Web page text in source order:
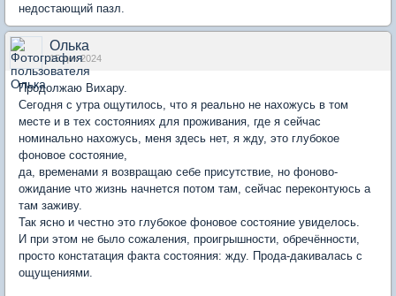
недостающий пазл.
Олька
15 дек 2024
Продолжаю Вихару.
Сегодня с утра ощутилось, что я реально не нахожусь в том
месте и в тех состояниях для проживания, где я сейчас
номинально нахожусь, меня здесь нет, я жду, это глубокое
фоновое состояние,
да, временами я возвращаю себе присутствие, но фоново-
ожидание что жизнь начнется потом там, сейчас переконтуюсь а
там заживу.
Так ясно и честно это глубокое фоновое состояние увиделось.
И при этом не было сожаления, проигрышности, обречённости,
просто констатация факта состояния: жду. Прода-дакивалась с
ощущениями.